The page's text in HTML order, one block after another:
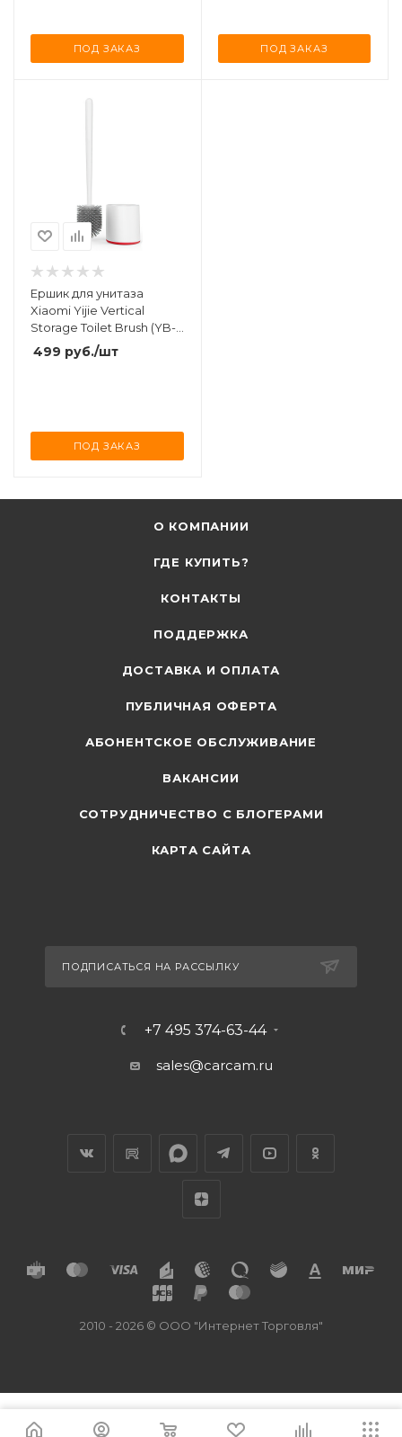
ПОД ЗАКАЗ ПОД ЗАКАЗ
Ершик для унитаза
Xiaomi Yijie Vertical
Storage Toilet Brush (YB-
05) White
499 руб./шт
ПОД ЗАКАЗ
О КОМПАНИИ
ГДЕ КУПИТЬ?
КОНТАКТЫ
ПОДДЕРЖКА
ДОСТАВКА И ОПЛАТА
ПУБЛИЧНАЯ ОФЕРТА
АБОНЕНТСКОЕ ОБСЛУЖИВАНИЕ
ВАКАНСИИ
СОТРУДНИЧЕСТВО С БЛОГЕРАМИ
КАРТА САЙТА
ПОДПИСАТЬСЯ НА РАССЫЛКУ
+7 495 374-63-44
sales@carcam.ru
2010 - 2026 © ООО "Интернет Торговля"